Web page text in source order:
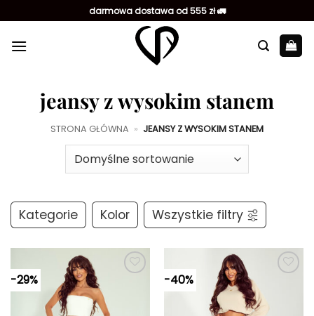
do
zawartości
darmowa dostawa od 555 zł 🚛
jeansy z wysokim stanem
STRONA GŁÓWNA » JEANSY Z WYSOKIM STANEM
Kategorie Kolor Wszystkie filtry
-29%
ulubionych
-40%
Dodaj do
ulubionych